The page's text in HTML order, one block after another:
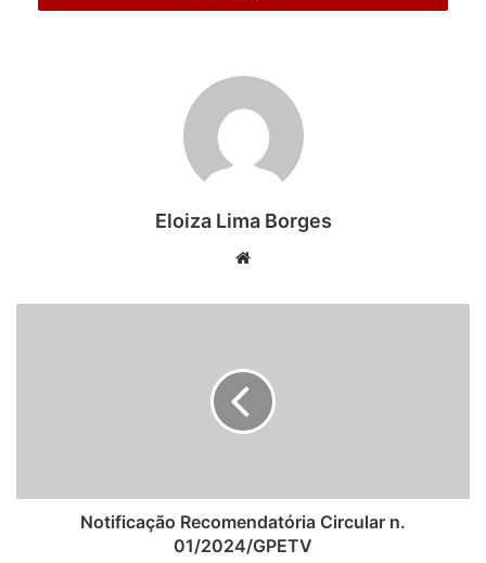
Eloiza Lima Borges
Website
Notificação Recomendatória Circular n.
01/2024/GPETV